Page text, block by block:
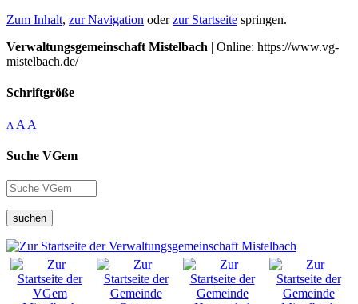
Zum Inhalt, zur Navigation oderzur Startseite springen.
Verwaltungsgemeinschaft Mistelbach | Online: https://www.vg-
mistelbach.de/
Schriftgröße
A A A
Suche VGem
suchen